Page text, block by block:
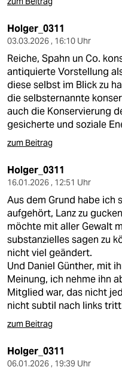
Holger_0311
03.03.2026 , 16:10 Uhr
Reiche, Spahn un Co.
antiquierte Vorstellung
diese selbst im Blick zu
die selbsternannte
auch die Konservierung
gesicherte und soziale
zum Beitrag
Holger_0311
16.01.2026 , 12:51 Uhr
Aus dem Grund habe ich
aufgehört, Lanz zu
möchte mit aller Gewalt
substanzielles sagen zu
nicht viel geändert.
Und Daniel Günther, mit
Meinung, ich nehme ihn
Mitglied war, das nicht
nicht subtil nach links
zum Beitrag
Holger_0311
06.01.2026 , 19:39 Uhr